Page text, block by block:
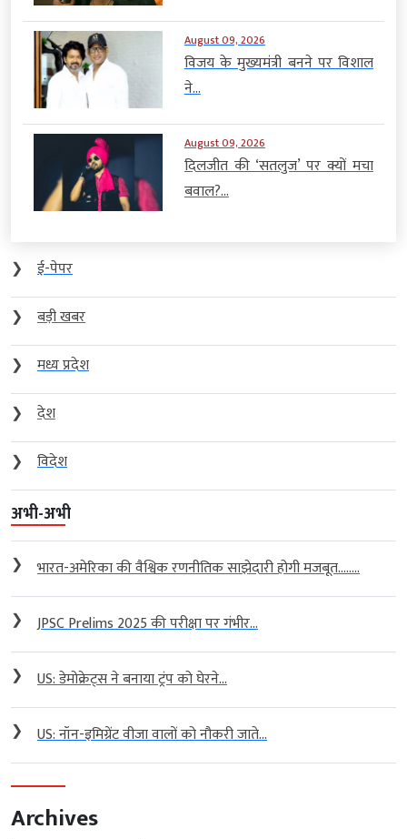
August 09, 2026
विजय के मुख्यमंत्री बनने पर विशाल
ने...
August 09, 2026
दिलजीत की ‘सतलुज’ पर क्यों मचा
बवाल?...
❯
ई-पेपर
❯
बड़ी खबर
❯
मध्य प्रदेश
❯
देश
❯
विदेश
अभी-अभी
❯ भारत-अमेरिका की वैश्विक रणनीतिक साझेदारी होगी मजबूत….....
❯ JPSC Prelims 2025 की परीक्षा पर गंभीर...
❯ US: डेमोक्रेट्स ने बनाया ट्रंप को घेरने...
❯ US: नॉन-इमिग्रेंट वीजा वालों को नौकरी जाते...
Archives